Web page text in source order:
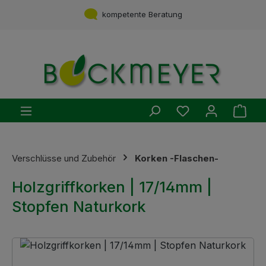
Zum Hauptinhalt springenkompetente Beratung
Service aus einer Hand
Du hast 0
Verschlüsse und Zubehör Korken -Flaschen-
Holzgriffkorken | 17/14mm |
Stopfen Naturkork
Bildergalerie überspringen